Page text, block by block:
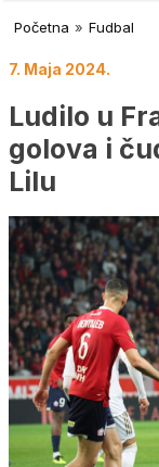
Početna » Fudbal
7. Maja 2024.
Ludilo u
golova i
Lilu